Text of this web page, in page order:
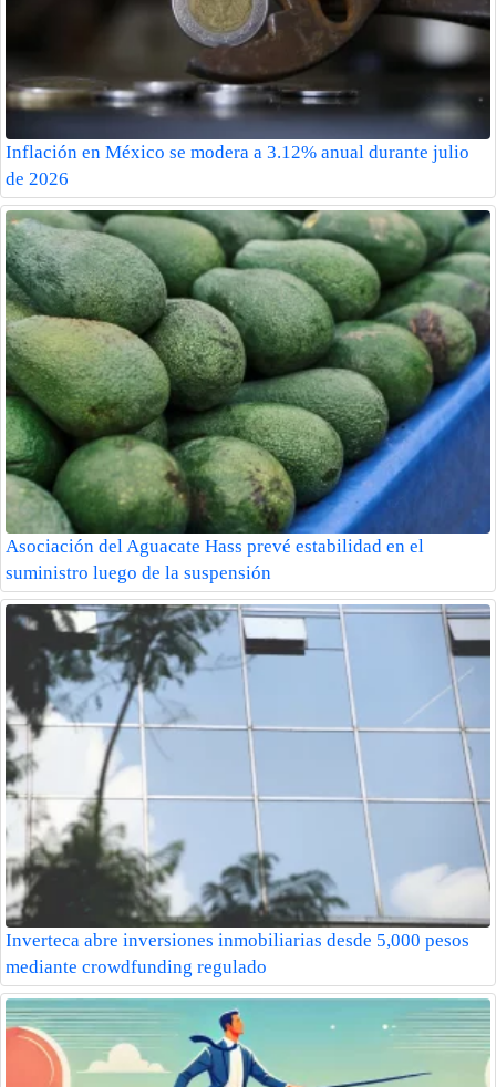
Inflación en México se modera a 3.12% anual durante julio
de 2026
Asociación del Aguacate Hass prevé estabilidad en el
suministro luego de la suspensión
Inverteca abre inversiones inmobiliarias desde 5,000 pesos
mediante crowdfunding regulado